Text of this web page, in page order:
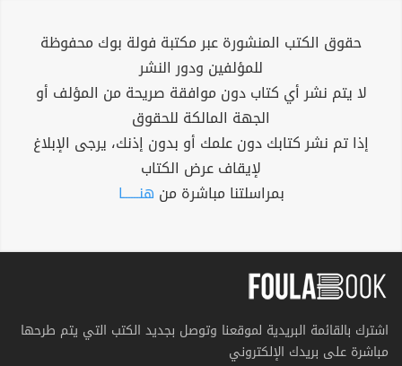
حقوق الكتب المنشورة عبر مكتبة فولة بوك محفوظة
للمؤلفين ودور النشر
لا يتم نشر أي كتاب دون موافقة صريحة من المؤلف أو
الجهة المالكة للحقوق
إذا تم نشر كتابك دون علمك أو بدون إذنك، يرجى الإبلاغ
لإيقاف عرض الكتاب
بمراسلتنا مباشرة من هنــــــا
اشترك بالقائمة البريدية لموقعنا وتوصل بجديد الكتب التي يتم طرحها
مباشرة على بريدك الإلكتروني